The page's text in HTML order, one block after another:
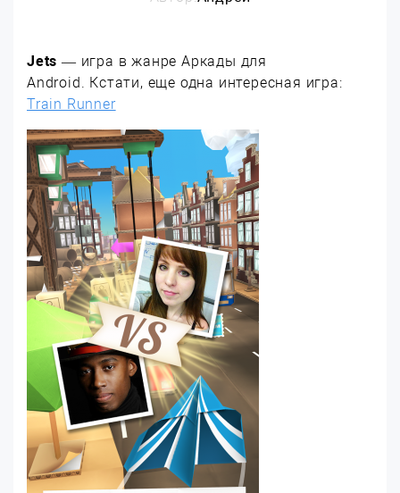
Jets — игра в жанре Аркады для
Android. Кстати, еще одна интересная игра:
Train Runner